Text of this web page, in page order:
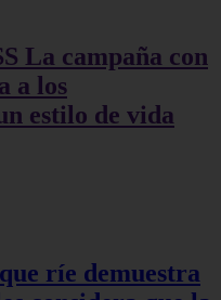
La campaña con
a los
estilo de vida
ríe demuestra